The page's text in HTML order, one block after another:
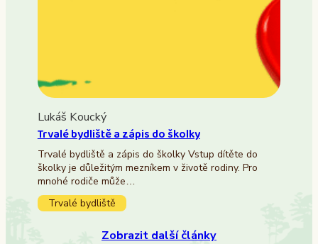
Lukáš Koucký
Trvalé bydliště a zápis do školky
Trvalé bydliště a zápis do školky Vstup dítěte do
školky je důležitým mezníkem v životě rodiny. Pro
mnohé rodiče může…
Trvalé bydliště
Zobrazit další články